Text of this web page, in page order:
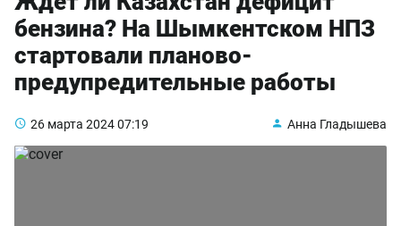
бензина? На Шымкентском НПЗ
стартовали планово-
предупредительные работы
26 марта 202407:19 Анна Гладышева